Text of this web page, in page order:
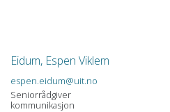
Eidum, Espen Viklem
espen.eidum@uit.no
Seniorrådgiver
kommunikasjon